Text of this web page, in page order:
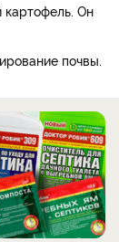
картофель. Он
почвы.